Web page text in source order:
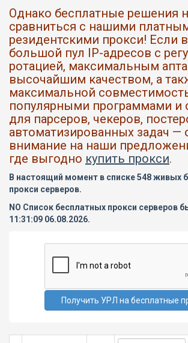
Однако бесплатные решения
сравниться с нашими
резидентскими прокси! Если
большой пул IP-адресов с
ротацией, максимальным
высочайшим качеством, а
максимальной
популярными программами и
для парсеров, чекеров,
автоматизированных задач —
внимание на наши
где выгодно купить прокси.
В настоящий момент в списке 548 живых
прокси серверов.
NO Список бесплатных прокси серверов
11:31:09 06.08.2026.